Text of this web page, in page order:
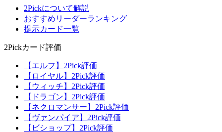
2Pickについて解説
おすすめリーダーランキング
提示カード一覧
2Pickカード評価
【エルフ】2Pick評価
【ロイヤル】2Pick評価
【ウィッチ】2Pick評価
【ドラゴン】2Pick評価
【ネクロマンサー】2Pick評価
【ヴァンパイア】2Pick評価
【ビショップ】2Pick評価